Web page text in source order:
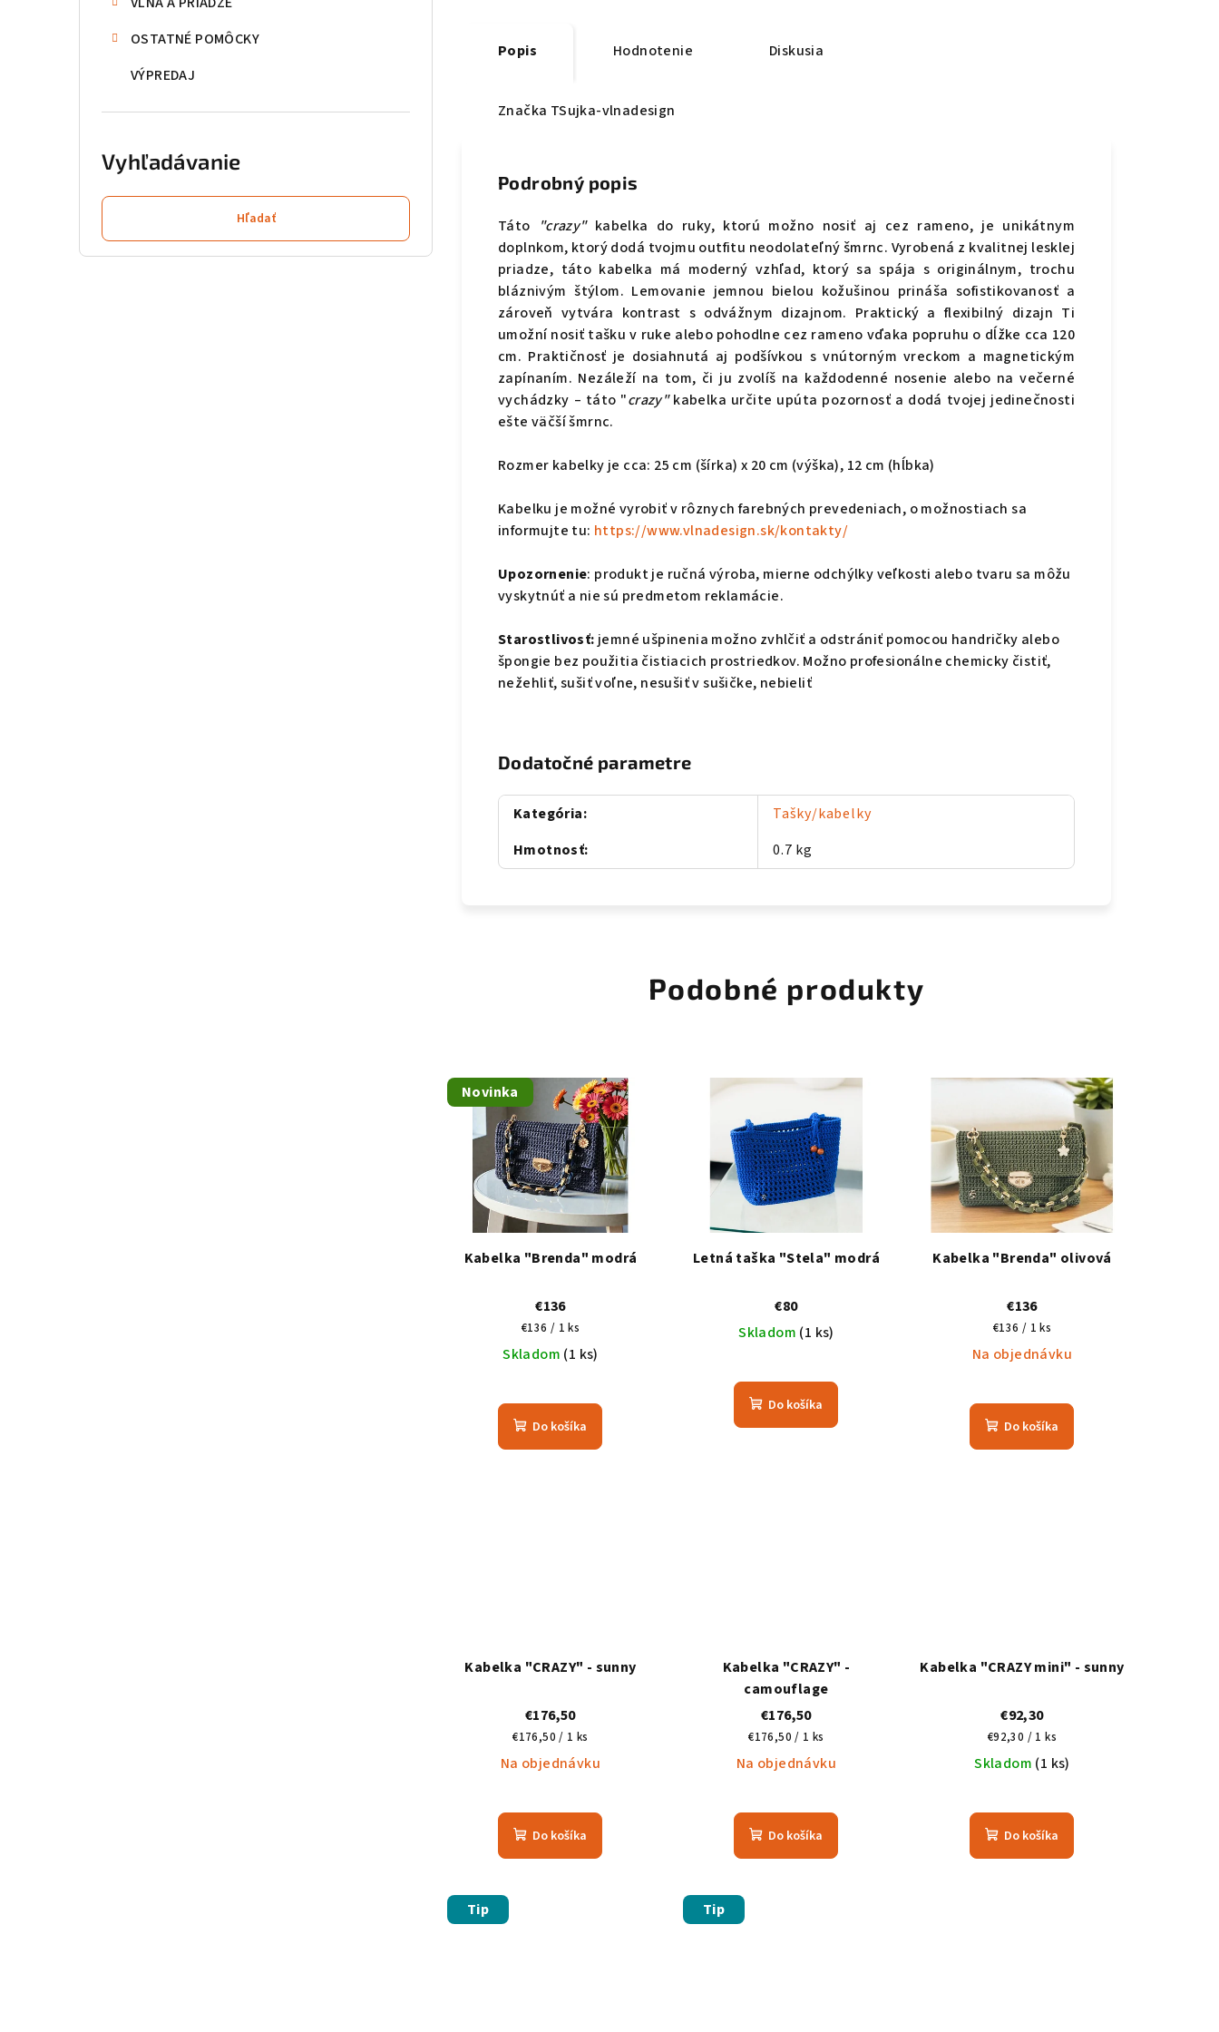
OSTATNÉ POMÔCKY
VÝPREDAJ
Vyhľadávanie
Hľadať
Popis Hodnotenie Diskusia
Značka TSujka-vlnadesign
Podrobný popis
Táto "crazy"kabelka do ruky, ktorú možno nosiť aj cez rameno, je unikátnym
doplnkom, ktorý dodá tvojmu outfitu neodolateľný šmrnc. Vyrobená z kvalitnej lesklej
priadze, táto kabelka má moderný vzhľad, ktorý sa spája s originálnym, trochu
bláznivým štýlom. Lemovanie jemnou bielou kožušinou prináša sofistikovanosť a
zároveň vytvára kontrast s odvážnym dizajnom. Praktický a flexibilný dizajn Ti
umožní nosiť tašku v ruke alebo pohodlne cez rameno vďaka popruhu o dĺžke cca 120
cm. Praktičnosť je dosiahnutá aj podšívkou s vnútorným vreckom a magnetickým
zapínaním. Nezáleží na tom, či ju zvolíš na každodenné nosenie alebo na večerné
vychádzky – táto "crazy"kabelka určite upúta pozornosť a dodá tvojej jedinečnosti
ešte väčší šmrnc.
Rozmer kabelky je cca: 25 cm (šírka) x 20 cm (výška), 12 cm (hĺbka)
Kabelku je možné vyrobiť v rôznych farebných prevedeniach, o možnostiach sa
informujte tu: https://www.vlnadesign.sk/kontakty/
Upozornenie: produkt je ručná výroba, mierne odchýlky veľkosti alebo tvaru sa môžu
vyskytnúť a nie sú predmetom reklamácie.
Starostlivosť: jemné ušpinenia možno zvhlčiť a odstrániť pomocou handričky alebo
špongie bez použitia čistiacich prostriedkov. Možno profesionálne chemicky čistiť,
nežehliť, sušiť voľne, nesušiť v sušičke, nebieliť
Dodatočné parametre
Kategória:
Tašky/kabelky
Hmotnosť: 0.7 kg
Podobné produkty
Novinka
Kabelka "Brenda" modrá
€136
Jednotková
cena:
€136 / 1 ks
Skladom (1 ks)
Do košíka
Letná taška "Stela" modrá
€80
Skladom (1 ks)
Do košíka
Kabelka "Brenda" olivová
€136
Jednotková
cena:
€136 / 1 ks
Na objednávku
hodnotenie
produktu
je
Do košíka
Kabelka "CRAZY" - sunny
€176,50
Jednotková
cena:
€176,50 / 1 ks
Na objednávku
Do košíka
Kabelka "CRAZY" -
camouflage
€176,50
Jednotková
cena:
€176,50 / 1 ks
Na objednávku
Do košíka
Kabelka "CRAZY mini" - sunny
€92,30
Jednotková
cena:
€92,30 / 1 ks
Skladom (1 ks)
Do košíka
Tip Tip